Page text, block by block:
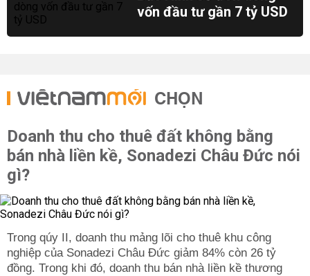
vốn đầu tư gần 7 tỷ USD
CHỌN
Doanh thu cho thuê đất không bằng
bán nhà liền kề, Sonadezi Châu Đức nói
gì?
Trong qúy II, doanh thu mảng lõi cho thuê khu công
nghiệp của Sonadezi Châu Đức giảm 84% còn 26 tỷ
đồng. Trong khi đó, doanh thu bán nhà liền kề thương